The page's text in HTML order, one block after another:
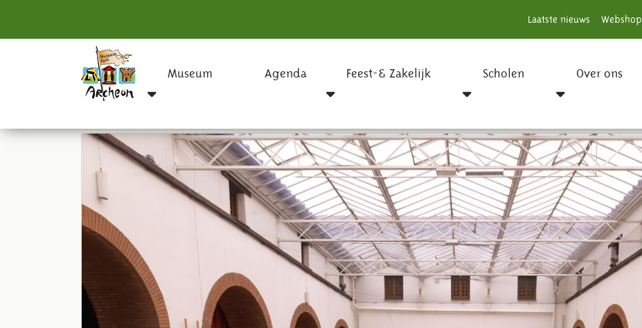
Laatste nieuws Webshop
Museum Agenda Feest-& Zakelijk Scholen Over ons